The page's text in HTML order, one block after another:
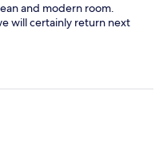
and modern room.
will certainly return next